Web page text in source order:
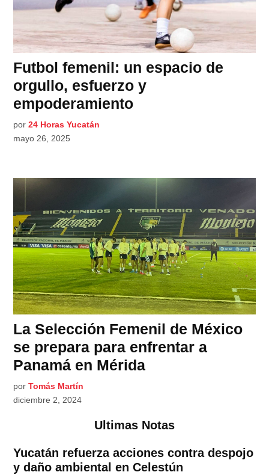
Futbol femenil: un espacio de
orgullo, esfuerzo y
empoderamiento
por 24 Horas Yucatán
mayo 26, 2025
La Selección Femenil de México
se prepara para enfrentar a
Panamá en Mérida
por Tomás Martín
diciembre 2, 2024
Ultimas Notas
Yucatán refuerza acciones contra despojo
y daño ambiental en Celestún